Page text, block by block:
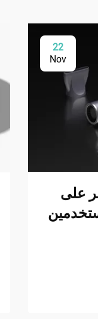
22
Nov
على